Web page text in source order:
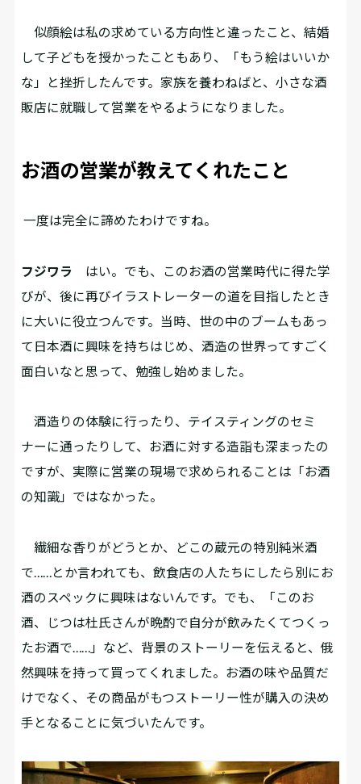
似顔絵は私の求めている方向性と違ったこと、結婚
して子どもを授かったこともあり、「もう絵はいいか
な」と挫折したんです。家族を養わねばと、小さな酒
販店に就職して営業をやるようになりました。
お酒の営業が教えてくれたこと
―― 一度は完全に諦めたわけですね。
フジワラ
はい。でも、このお酒の営業時代に得た学
びが、後に再びイラストレーターの道を目指したとき
に大いに役立つんです。当時、世の中のブームもあっ
て日本酒に興味を持ちはじめ、酒造の世界ってすごく
面白いなと思って、勉強し始めました。
酒造りの体験に行ったり、テイスティングのセミ
ナーに通ったりして、お酒に対する造詣も深まったの
ですが、実際に営業の現場で求められることは「お酒
の知識」ではなかった。
繊細な香りがどうとか、どこの蔵元の特別純米酒
で……とか言われても、飲食店の人たちにしたら別にお
酒のスペックに興味はないんです。でも、「このお
酒、じつは杜氏さんが晩酌で自分が飲みたくてつくっ
たお酒で……」など、背景のストーリーを伝えると、俄
然興味を持って買ってくれました。お酒の味や品質だ
けでなく、その商品がもつストーリー性が購入の決め
手となることに気づいたんです。